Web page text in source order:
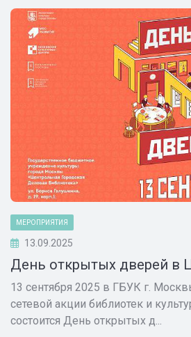
МЕРОПРИЯТИЯ
13.09.2025
День открытых дверей в
13 сентября 2025 в ГБУК г.
сетевой акции библиотек и
состоится День открытых д...